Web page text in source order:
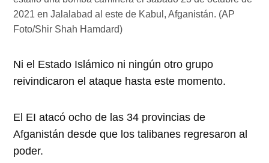
2021 en Jalalabad al este de Kabul, Afganistán. (AP
Foto/Shir Shah Hamdard)
Ni el Estado Islámico ni ningún otro grupo
reivindicaron el ataque hasta este momento.
El EI atacó ocho de las 34 provincias de
Afganistán desde que los talibanes regresaron al
poder.